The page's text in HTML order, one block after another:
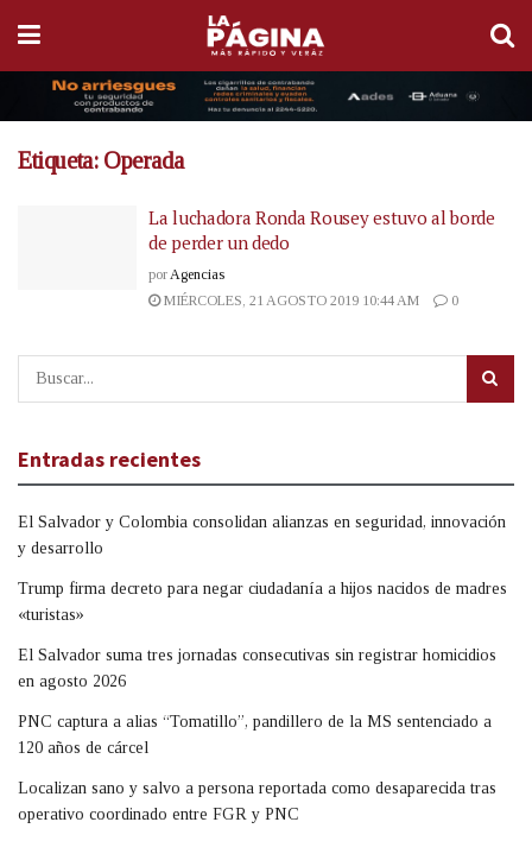
Etiqueta: Operada
La luchadora Ronda Rousey estuvo al borde
de perder un dedo
por Agencias
MIÉRCOLES, 21 AGOSTO 2019 10:44 AM
0
Entradas recientes
El Salvador y Colombia consolidan alianzas en seguridad, innovación
y desarrollo
Trump firma decreto para negar ciudadanía a hijos nacidos de madres
«turistas»
El Salvador suma tres jornadas consecutivas sin registrar homicidios
en agosto 2026
PNC captura a alias “Tomatillo”, pandillero de la MS sentenciado a
120 años de cárcel
Localizan sano y salvo a persona reportada como desaparecida tras
operativo coordinado entre FGR y PNC